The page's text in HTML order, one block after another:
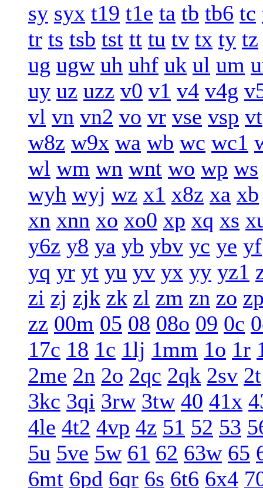
sy syx t19 t1e ta tb tb6 tc
tr ts tsb tst tt tu tv tx ty tz
ug ugw uh uhf uk ul um
uy uz uzz v0 v1 v4 v4g
vl vn vn2 vo vr vse vsp vt
w8z w9x wa wb wc wc1
wl wm wn wnt wo wp ws
wyh wyj wz x1 x8z xa xb
xn xnn xo xo0 xp xq xs
y6z y8 ya yb ybv yc ye yf
yq yr yt yu yv yx yy yz1
zi zj zjk zk zl zm zn zo
zz 00m 05 08 08o 09 0c
17c 18 1c 1lj 1mm 1o 1r
2me 2n 2o 2qc 2qk 2sv 2t
3kc 3qi 3rw 3tw 40 41x
4le 4t2 4vp 4z 51 52 53
5u 5ve 5w 61 62 63w 65
6mt 6pd 6qr 6s 6t6 6x4